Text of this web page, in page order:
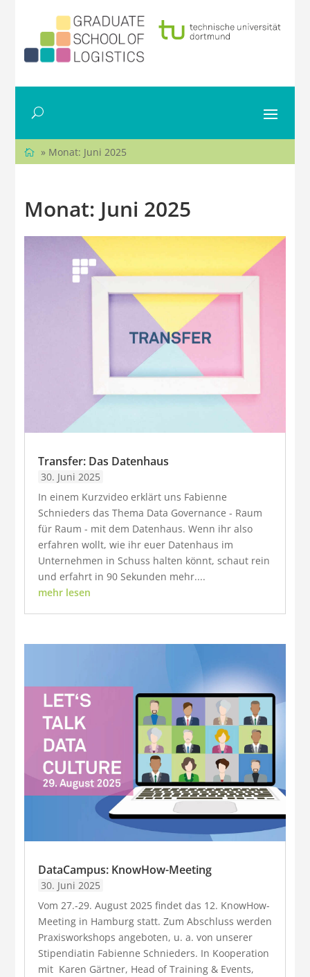
» Monat: Juni 2025
Monat: Juni 2025
Transfer: Das Datenhaus
30. Juni 2025
In einem Kurzvideo erklärt uns Fabienne
Schnieders das Thema Data Governance - Raum
für Raum - mit dem Datenhaus. Wenn ihr also
erfahren wollt, wie ihr euer Datenhaus im
Unternehmen in Schuss halten könnt, schaut rein
und erfahrt in 90 Sekunden mehr....
mehr lesen
DataCampus: KnowHow-Meeting
30. Juni 2025
Vom 27.-29. August 2025 findet das 12. KnowHow-
Meeting in Hamburg statt. Zum Abschluss werden
Praxisworkshops angeboten, u. a. von unserer
Stipendiatin Fabienne Schnieders. In Kooperation
mit Karen Gärtner, Head of Training & Events,